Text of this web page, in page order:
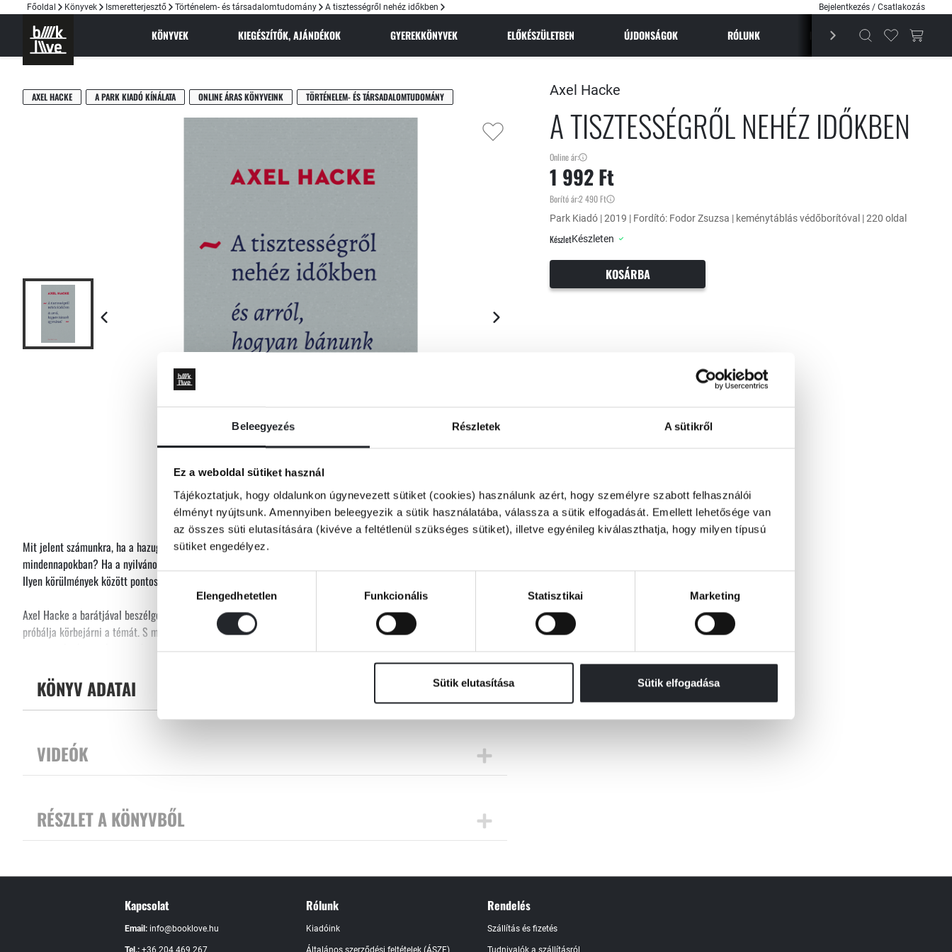
Beleegyezés Részletek A sütikről
Ez a weboldal sütiket használ
Tájékoztatjuk, hogy oldalunkon úgynevezett sütiket (cookies) használunk azért, hogy személyre szabott felhasználói
élményt nyújtsunk. Amennyiben beleegyezik a sütik használatába, válassza a sütik elfogadását. Emellett lehetősége van
az összes süti elutasítására (kivéve a feltétlenül szükséges sütiket), illetve egyénileg kiválaszthatja, hogy milyen típusú
sütiket engedélyez.
Hozzájárulás
kiválasztásaElengedhetetlen Funkcionális Statisztikai Marketing
Sütik elutasítása Sütik elfogadása
Főoldal Könyvek Ismeretterjesztő Történelem- és társadalomtudomány A tisztességről nehéz időkben Bejelentkezés / Csatlakozás
KÖNYVEK KIEGÉSZÍTŐK, AJÁNDÉKOK GYEREKKÖNYVEK ELŐKÉSZÜLETBEN ÚJDONSÁGOK RÓLUNK BESTSELLEREK MAGAZIN
AXEL HACKE A PARK KIADÓ KÍNÁLATA ONLINE ÁRAS KÖNYVEINK TÖRTÉNELEM- ÉS TÁRSADALOMTUDOMÁNY
Mit jelent számunkra, ha a hazugság, durvaság és aljasság válik uralkodóvá, bizonyul sikeresnek a közéletben és a
mindennapokban? Ha a nyilvánosságban már-már magától értetődően sértik meg a tisztesség minden szabályát?
Ilyen körülmények között pontosan mit jelent „tisztességesen" élni?
Axel Hacke a barátjával beszélgetve, személyes tapasztalatait elemezve és a politikai jelenségeket vizsgálva
próbálja körbejárni a témát. S miközben eltöpreng emberi kapcsolataink minőségén, újra meg újra felteszi a
csehovi kérdést: miért nem élünk úgy, ahogy élhetnénk?
A tisztességről nehéz időkben amellett érvel, hogy önmagunkban keressük a választ, igyekezzünk tisztelettudóan és
KÖNYV ADATAI
VIDEÓK
RÉSZLET A KÖNYVBŐL
Axel Hacke
A TISZTESSÉGRŐL NEHÉZ IDŐKBEN
Online ár:
1 992 Ft
Borító ár:2 490 Ft
Park Kiadó | 2019 | Fordító: Fodor Zsuzsa | keménytáblás védőborítóval | 220 oldal
KészletKészleten
KOSÁRBA
Kapcsolat
Email: info@booklove.hu
Tel.: +36 204 469 267
Rólunk
Kiadóink
Általános szerződési feltételek (ÁSZF)
Rendelés
Szállítás és fizetés
Tudnivalók a szállításról